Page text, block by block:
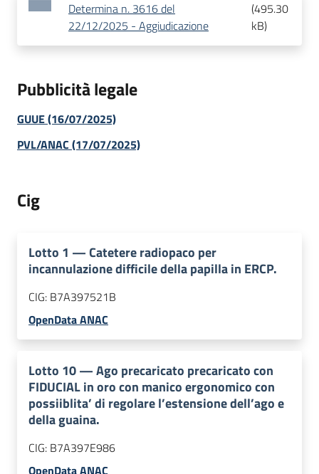
Determina n. 3616 del
22/12/2025 - Aggiudicazione
(495.30
kB)
Pubblicità legale
GUUE (16/07/2025)
PVL/ANAC (17/07/2025)
Cig
Lotto 1 —Catetere radiopaco per
incannulazione difficile della papilla in ERCP.
CIG: B7A397521B
OpenData ANAC
Lotto 10—Ago precaricato precaricato con
FIDUCIAL in oro con manico ergonomico con
possiiblita’ di regolare l’estensione dell’ago e
della guaina.
CIG: B7A397E986
OpenData ANAC